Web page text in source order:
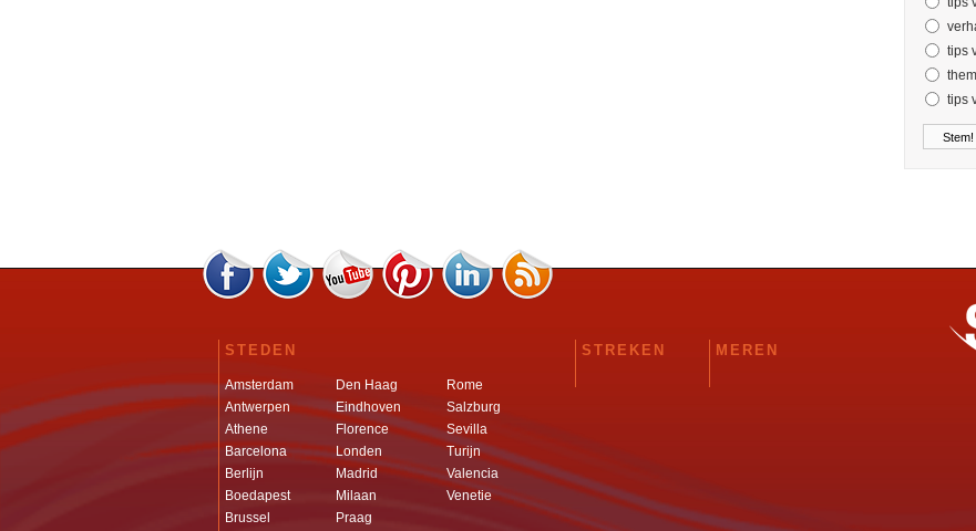
tips
tips
STEDEN
Amsterdam
Antwerpen
Athene
Barcelona
Berlijn
Boedapest
Brussel
Den Haag
Eindhoven
Florence
Londen
Madrid
Milaan
Praag
Rome
Salzburg
Sevilla
Turijn
Valencia
Venetie
STREKEN MEREN